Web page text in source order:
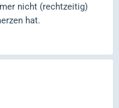
nicht (rechtzeitig)
hat.